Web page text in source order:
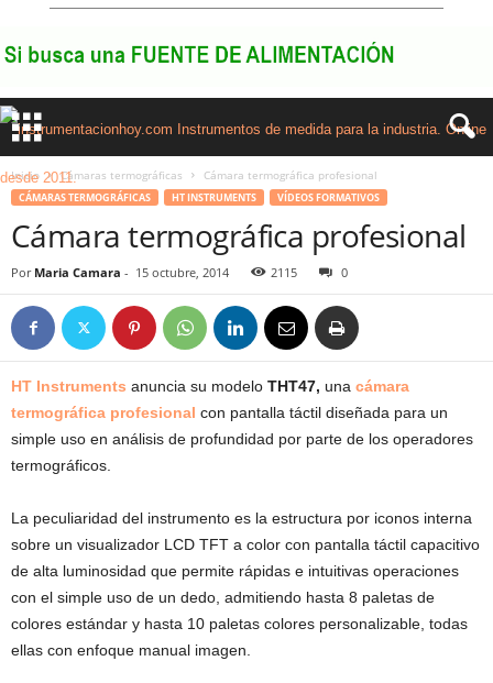
Inicio Cámaras termográficas Cámara termográfica profesional
CÁMARAS TERMOGRÁFICAS HT INSTRUMENTS VÍDEOS FORMATIVOS
Cámara termográfica profesional
Por Maria Camara - 15 octubre, 2014 2115 0
HT Instruments anuncia su modelo THT47, una cámara
termográfica profesional con pantalla táctil diseñada para un
simple uso en análisis de profundidad por parte de los operadores
termográficos.
La peculiaridad del instrumento es la estructura por iconos interna
sobre un visualizador LCD TFT a color con pantalla táctil capacitivo
de alta luminosidad que permite rápidas e intuitivas operaciones
con el simple uso de un dedo, admitiendo hasta 8 paletas de
colores estándar y hasta 10 paletas colores personalizable, todas
ellas con enfoque manual imagen.